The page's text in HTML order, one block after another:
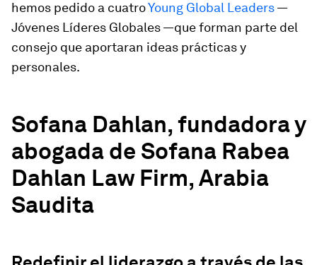
hemos pedido a cuatroYoung Global Leaders—
Jóvenes Líderes Globales —que forman parte del
consejo que aportaran ideas prácticas y
personales.
Sofana Dahlan, fundadora y
abogada de Sofana Rabea
Dahlan Law Firm, Arabia
Saudita